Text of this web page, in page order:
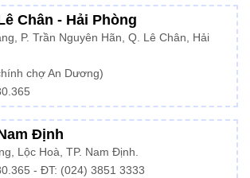
Chân - Hải Phòng
P. Trần Nguyên Hãn, Q. Lê Chân, Hải
chợ An Dương)
Định
Lộc Hoà, TP. Nam Định.
- ĐT: (024) 3851 3333